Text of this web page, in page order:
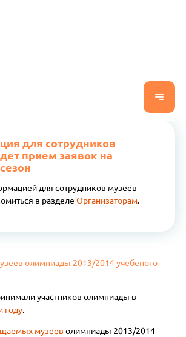
для сотрудников
прием заявок на
для сотрудников музеев
в разделе Организаторам.
олимпиады 2013/2014 учебеного
участников олимпиады в
году.
музеев олимпиады 2013/2014